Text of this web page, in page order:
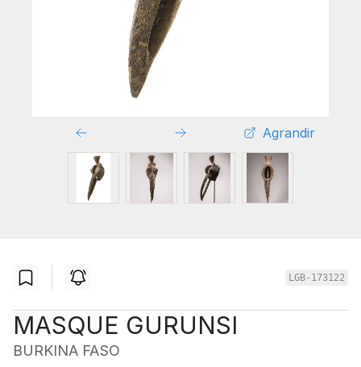
Agrandir
LGB-173122
MASQUE GURUNSI
BURKINA FASO